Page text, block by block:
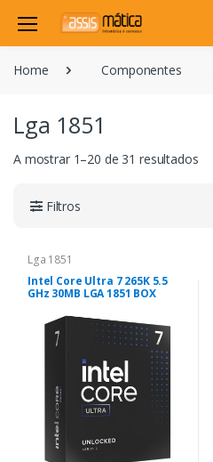
Home Componentes
Lga 1851
A mostrar 1–20 de 31 resultados
Filtros
Lga 1851
Intel Core Ultra 7 265K 5.5
GHz 30MB LGA 1851 BOX